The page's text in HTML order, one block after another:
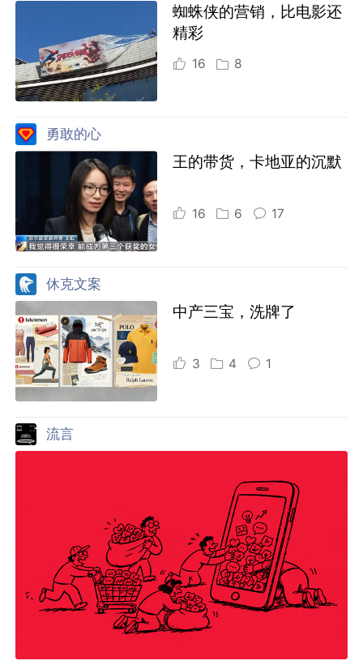
蜘蛛侠的营销，比电影还
精彩
16 8
勇敢的心
王的带货，卡地亚的沉默
16 6 17
休克文案
中产三宝，洗牌了
3 4 1
流言